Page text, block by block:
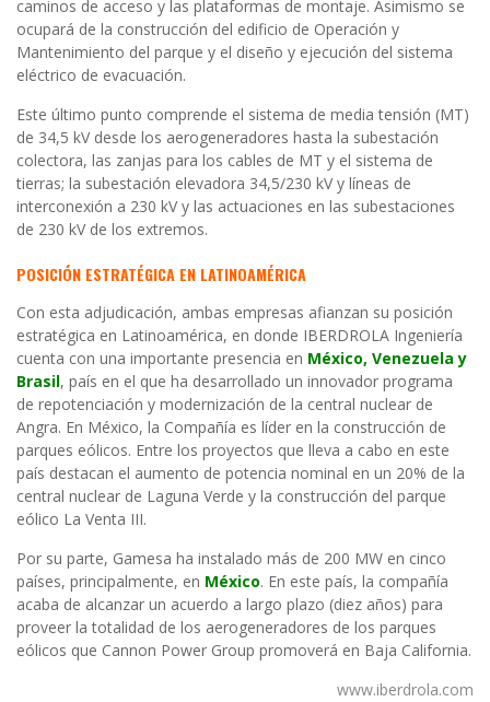
caminos de acceso y las plataformas de montaje. Asimismo se
ocupará de la construcción del edificio de Operación y
Mantenimiento del parque y el diseño y ejecución del sistema
eléctrico de evacuación.
Este último punto comprende el sistema de media tensión (MT)
de 34,5 kV desde los aerogeneradores hasta la subestación
colectora, las zanjas para los cables de MT y el sistema de
tierras; la subestación elevadora 34,5/230 kV y líneas de
interconexión a 230 kV y las actuaciones en las subestaciones
de 230 kV de los extremos.
POSICIÓN ESTRATÉGICA EN LATINOAMÉRICA
Con esta adjudicación, ambas empresas afianzan su posición
estratégica en Latinoamérica, en donde IBERDROLA Ingeniería
cuenta con una importante presencia en México, Venezuela y
Brasil, país en el que ha desarrollado un innovador programa
de repotenciación y modernización de la central nuclear de
Angra. En México, la Compañía es líder en la construcción de
parques eólicos. Entre los proyectos que lleva a cabo en este
país destacan el aumento de potencia nominal en un 20% de la
central nuclear de Laguna Verde y la construcción del parque
eólico La Venta III.
Por su parte, Gamesa ha instalado más de 200 MW en cinco
países, principalmente, en México. En este país, la compañía
acaba de alcanzar un acuerdo a largo plazo (diez años) para
proveer la totalidad de los aerogeneradores de los parques
eólicos que Cannon Power Group promoverá en Baja California.
www.iberdrola.com